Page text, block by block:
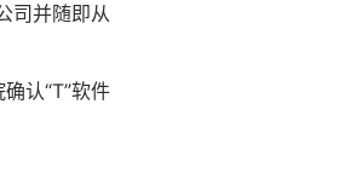
司并随即从
认“T”软件